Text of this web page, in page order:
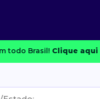
todo Brasil! Clique aqui